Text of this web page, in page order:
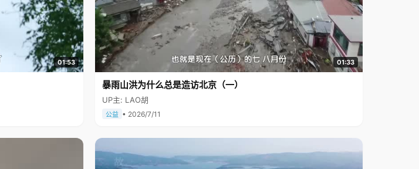
01:53 01:33
暴雨山洪为什么总是造访北京（一）
UP主: LAO胡
公益 • 2026/7/11